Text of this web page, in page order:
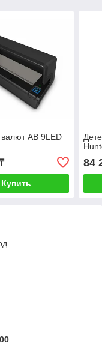
валют AB 9LED
Купить
84